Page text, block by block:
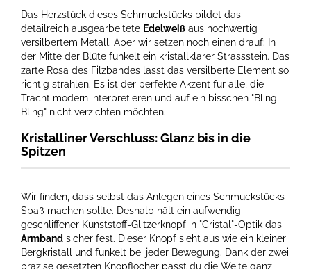
Das Herzstück dieses Schmuckstücks bildet das
detailreich ausgearbeitete Edelweiß aus hochwertig
versilbertem Metall. Aber wir setzen noch einen drauf: In
der Mitte der Blüte funkelt ein kristallklarer Strassstein. Das
zarte Rosa des Filzbandes lässt das versilberte Element so
richtig strahlen. Es ist der perfekte Akzent für alle, die
Tracht modern interpretieren und auf ein bisschen "Bling-
Bling" nicht verzichten möchten.
Kristalliner Verschluss: Glanz bis in die
Spitzen
Wir finden, dass selbst das Anlegen eines Schmuckstücks
Spaß machen sollte. Deshalb hält ein aufwendig
geschliffener Kunststoff-Glitzerknopf in "Cristal"-Optik das
Armband sicher fest. Dieser Knopf sieht aus wie ein kleiner
Bergkristall und funkelt bei jeder Bewegung. Dank der zwei
präzise gesetzten Knopflöcher passt du die Weite ganz